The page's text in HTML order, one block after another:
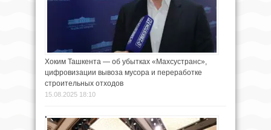
Хоким Ташкента — об убытках «Махсустранс»,
цифровизации вывоза мусора и переработке
строительных отходов
15.08.2025 18:10